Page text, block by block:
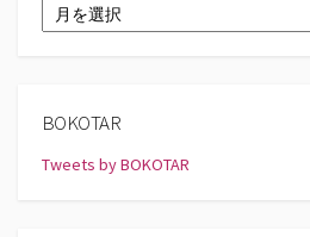
去
BOKOTAR
Tweets by BOKOTAR